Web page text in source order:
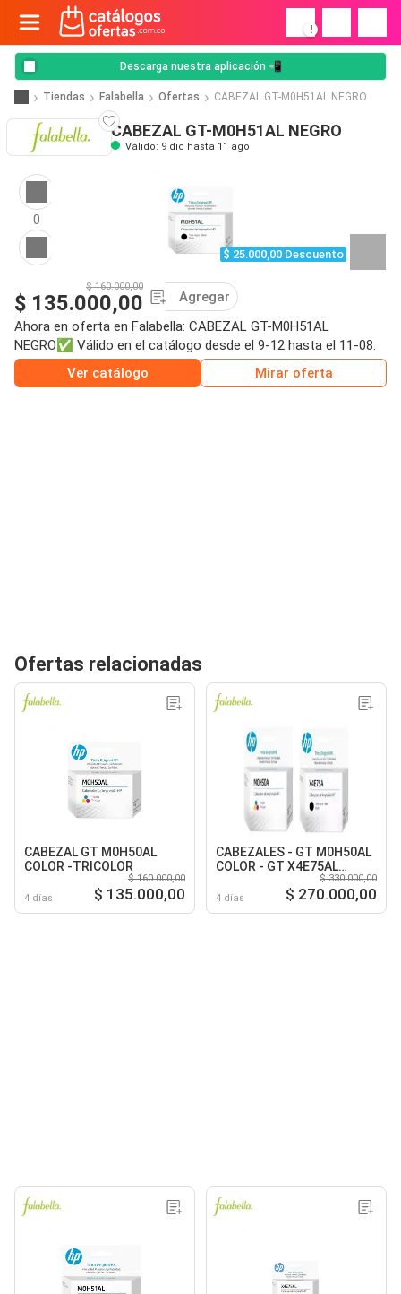
!
Descarga nuestra aplicación 📲
Tiendas Falabella Ofertas CABEZAL GT-M0H51AL NEGRO
CABEZAL GT-M0H51AL NEGRO
Válido: 9 dic hasta 11 ago
0
$ 25.000,00 Descuento
$ 160.000,00
$ 135.000,00
Agregar
Ahora en oferta en Falabella: CABEZAL GT-M0H51AL
NEGRO✅ Válido en el catálogo desde el 9-12 hasta el 11-08.
Ver catálogo
Mirar oferta
Ofertas relacionadas
CABEZAL GT M0H50AL
COLOR -TRICOLOR
4 días
$ 160.000,00
$ 135.000,00
CABEZALES - GT M0H50AL
COLOR - GT X4E75AL
4 días
$ 330.000,00
$ 270.000,00